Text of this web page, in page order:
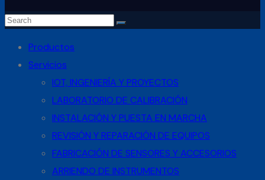
Productos
Servicios
IOT, INGENIERÍA Y PROYECTOS
LABORATORIO DE CALIBRACIÓN
INSTALACIÓN Y PUESTA EN MARCHA
REVISIÓN Y REPARACIÓN DE EQUIPOS
FABRICACIÓN DE SENSORES Y ACCESORIOS
ARRIENDO DE INSTRUMENTOS